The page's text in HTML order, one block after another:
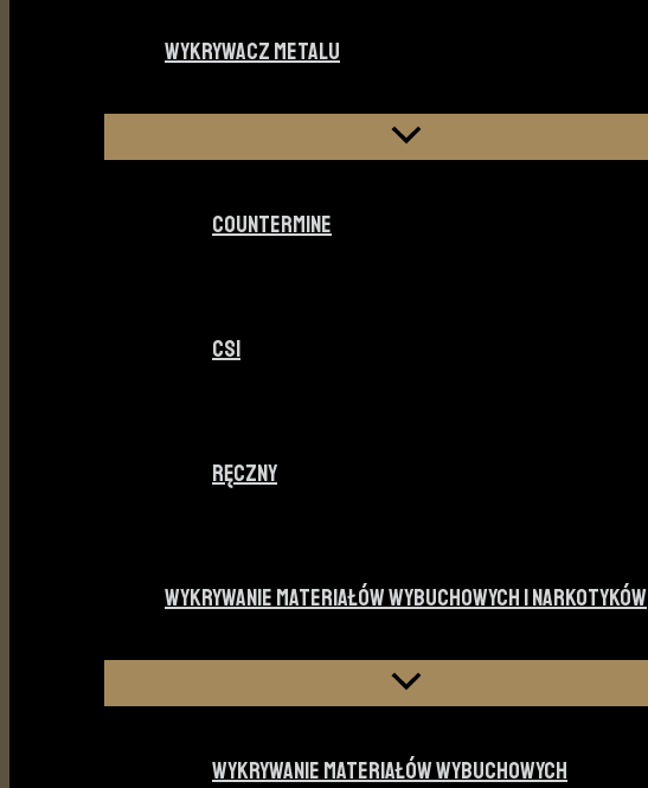
WYKRYWACZ METALU
COUNTERMINE
CSI
RĘCZNY
WYKRYWANIE MATERIAŁÓW WYBUCHOWYCH I NARKOTYKÓW
WYKRYWANIE MATERIAŁÓW WYBUCHOWYCH